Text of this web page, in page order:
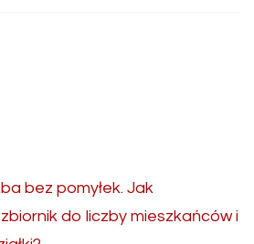
bez pomyłek. Jak
do liczby mieszkańców i